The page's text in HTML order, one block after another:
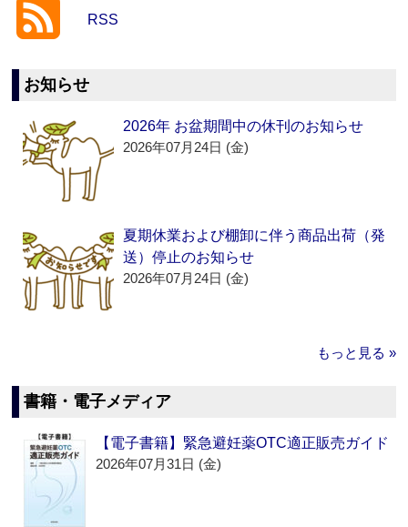
RSS
お知らせ
2026年 お盆期間中の休刊のお知らせ
2026年07月24日 (金)
夏期休業および棚卸に伴う商品出荷（発
送）停止のお知らせ
2026年07月24日 (金)
もっと見る »
書籍・電子メディア
【電子書籍】緊急避妊薬OTC適正販売ガイド
2026年07月31日 (金)